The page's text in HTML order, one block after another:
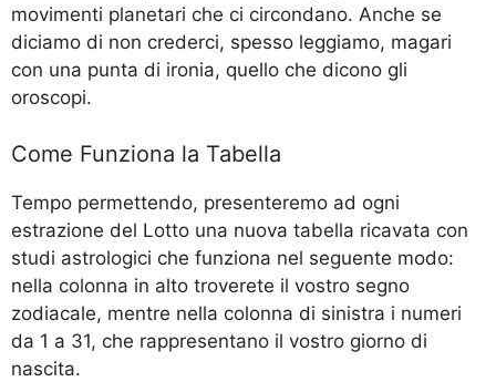
movimenti planetari che ci circondano. Anche se
diciamo di non crederci, spesso leggiamo, magari
con una punta di ironia, quello che dicono gli
oroscopi.
Come Funziona la Tabella
Tempo permettendo, presenteremo ad ogni
estrazione del Lotto una nuova tabella ricavata con
studi astrologici che funziona nel seguente modo:
nella colonna in alto troverete il vostro segno
zodiacale, mentre nella colonna di sinistra i numeri
da 1 a 31, che rappresentano il vostro giorno di
nascita.